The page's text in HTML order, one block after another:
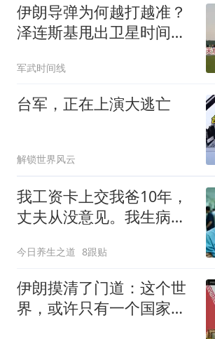
伊朗导弹为何越打越准？
泽连斯基甩出卫星时间
京
军武时间线
台军，正在上演大逃亡
解锁世界风云
我工资卡上交我爸10年，
丈夫从没意见。我生病住
今日养生之道 8跟贴
伊朗摸清了门道：这个世
界，或许只有一个国家，